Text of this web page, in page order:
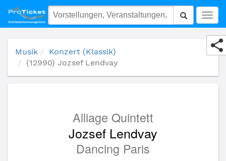
(12990) Jozsef Lendvay
Musik
Konzert (Klassik)
(12990) Jozsef Lendvay
Alliage Quintett
Jozsef Lendvay
Dancing Paris